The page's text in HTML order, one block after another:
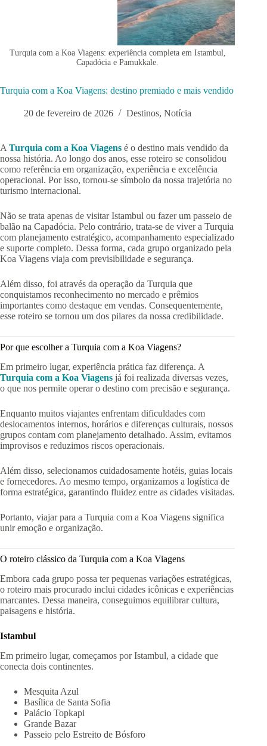
Turquia com a Koa Viagens: experiência completa em Istambul,
Capadócia e Pamukkale.
Turquia com a Koa Viagens: destino premiado e mais vendido
20 de fevereiro de 2026 Destinos, Notícia
A Turquia com a Koa Viagens é o destino mais vendido da
nossa história. Ao longo dos anos, esse roteiro se consolidou
como referência em organização, experiência e excelência
operacional. Por isso, tornou-se símbolo da nossa trajetória no
turismo internacional.
Não se trata apenas de visitar Istambul ou fazer um passeio de
balão na Capadócia. Pelo contrário, trata-se de viver a Turquia
com planejamento estratégico, acompanhamento especializado
e suporte completo. Dessa forma, cada grupo organizado pela
Koa Viagens viaja com previsibilidade e segurança.
Além disso, foi através da operação da Turquia que
conquistamos reconhecimento no mercado e prêmios
importantes como destaque em vendas. Consequentemente,
esse roteiro se tornou um dos pilares da nossa credibilidade.
Por que escolher a Turquia com a Koa Viagens?
Em primeiro lugar, experiência prática faz diferença. A
Turquia com a Koa Viagens já foi realizada diversas vezes,
o que nos permite operar o destino com precisão e segurança.
Enquanto muitos viajantes enfrentam dificuldades com
deslocamentos internos, horários e diferenças culturais, nossos
grupos contam com planejamento detalhado. Assim, evitamos
improvisos e reduzimos riscos operacionais.
Além disso, selecionamos cuidadosamente hotéis, guias locais
e fornecedores. Ao mesmo tempo, organizamos a logística de
forma estratégica, garantindo fluidez entre as cidades visitadas.
Portanto, viajar para a Turquia com a Koa Viagens significa
unir emoção e organização.
O roteiro clássico da Turquia com a Koa Viagens
Embora cada grupo possa ter pequenas variações estratégicas,
o roteiro mais procurado inclui cidades icônicas e experiências
marcantes. Dessa maneira, conseguimos equilibrar cultura,
paisagens e história.
Istambul
Em primeiro lugar, começamos por Istambul, a cidade que
conecta dois continentes.
Mesquita Azul
Basílica de Santa Sofia
Palácio Topkapi
Grande Bazar
Passeio pelo Estreito de Bósforo